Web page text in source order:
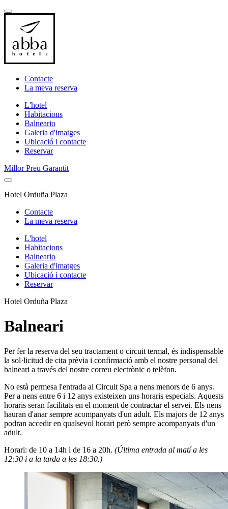
Contacte
La meva reserva
L'hotel
Habitacions
Balneario
Galeria d'imatges
Ubicació i contacte
Reservar
Millor Preu Garantit
Hotel Orduña Plaza
Contacte
La meva reserva
L'hotel
Habitacions
Balneario
Galeria d'imatges
Ubicació i contacte
Reservar
Hotel Orduña Plaza
Balneari
Per fer la reserva del seu tractament o circuit termal, és indispensable
la sol·licitud de cita prèvia i confirmació amb el nostre personal del
balneari a través del nostre correu electrònic o telèfon.
No està permesa l'entrada al Circuit Spa a nens menors de 6 anys.
Per a nens entre 6 i 12 anys existeixen uns horaris especials. Aquests
horaris seran facilitats en el moment de contractar el servei. Els nens
hauran d'anar sempre acompanyats d'un adult. Els majors de 12 anys
podran accedir en qualsevol horari però sempre acompanyats d'un
adult.
Horari: de 10 a 14h i de 16 a 20h. (Última entrada al matí a les
12:30 i a la tarda a les 18:30.)